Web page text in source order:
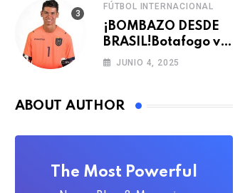
FÚTBOL INTERNACIONAL
¡BOMBAZO DESDE
BRASIL!Botafogo va
con TODO por el
JUNIO 4, 2025
ABOUT AUTHOR
The Most Powerful